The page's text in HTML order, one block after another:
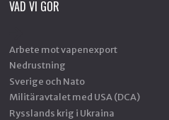
VAD VI GÖR
Arbete mot vapenexport
Nedrustning
Sverige och Nato
Militäravtalet med USA (DCA)
Rysslands krig i Ukraina